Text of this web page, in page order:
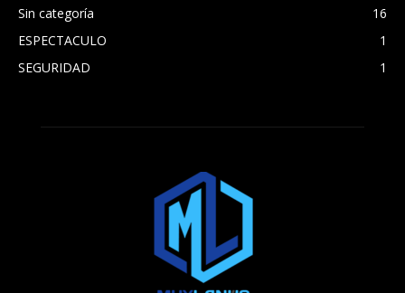
Sin categoría
16
ESPECTACULO
1
SEGURIDAD
1